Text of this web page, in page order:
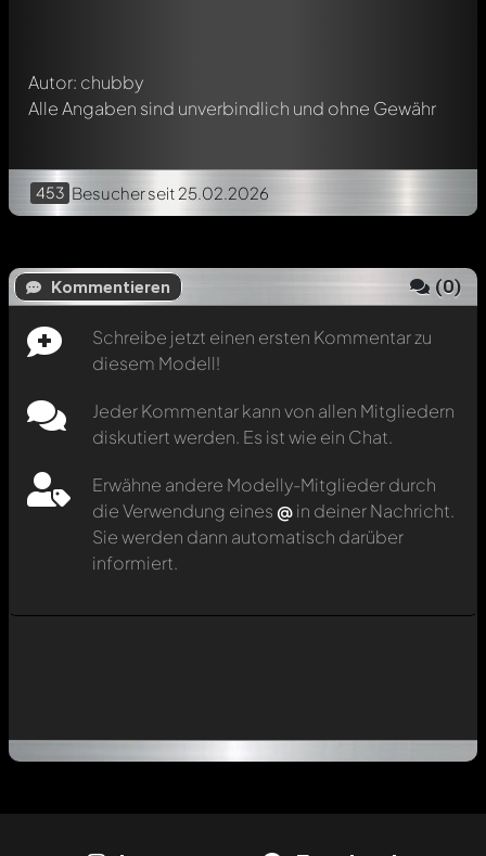
Autor: chubby
Alle Angaben sind unverbindlich und ohne Gewähr
453 Besucherseit 25.02.2026
Kommentieren (0)
Schreibe jetzt einen ersten Kommentar zu
diesem Modell!
Jeder Kommentar kann von allen Mitgliedern
diskutiert werden. Es ist wie ein Chat.
Erwähne andere Modelly-Mitglieder durch
die Verwendung eines @in deiner Nachricht.
Sie werden dann automatisch darüber
informiert.